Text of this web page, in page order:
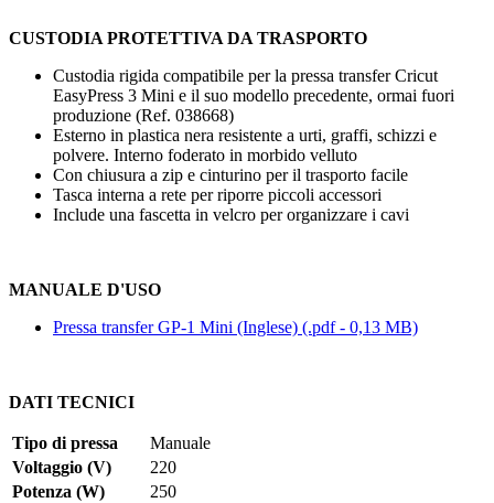
CUSTODIA PROTETTIVA DA TRASPORTO
Custodia rigida compatibile per la pressa transfer Cricut
EasyPress 3 Mini e il suo modello precedente, ormai fuori
produzione (Ref. 038668)
Esterno in plastica nera resistente a urti, graffi, schizzi e
polvere. Interno foderato in morbido velluto
Con chiusura a zip e cinturino per il trasporto facile
Tasca interna a rete per riporre piccoli accessori
Include una fascetta in velcro per organizzare i cavi
MANUALE D'USO
Pressa transfer GP-1 Mini (Inglese) (.pdf - 0,13 MB)
DATI TECNICI
Tipo di pressa
Manuale
Voltaggio (V)
220
Potenza (W)
250